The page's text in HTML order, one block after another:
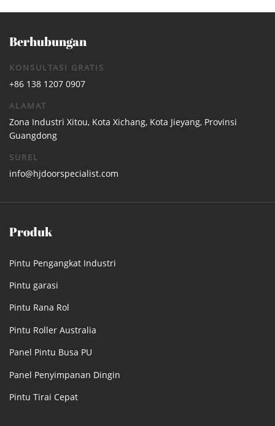
Berhubungan
KONSULTASI GRATIS
+86 138 1207 0907
ALAMAT
Zona Industri Xitou, Kota Xichang, Kota Jieyang, Provinsi
Guangdong
SUREL
info@hjdoorspecialist.com
Produk
Pintu Pengangkat Industri
Pintu garasi
Pintu Rana Rol
Pintu Roller Australia
Panel Pintu Busa PU
Panel Penyimpanan Dingin
Pintu Tirai Cepat